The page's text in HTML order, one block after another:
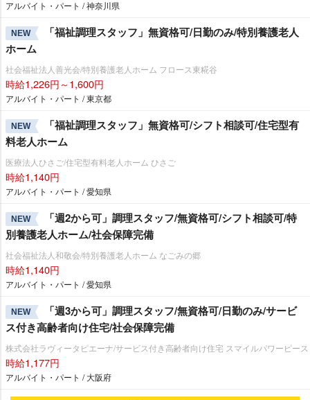
アルバイト・パート / 神奈川県
NEW
「福祉調理スタッフ」無資格可/日勤のみ/特別養護老人
ホーム
社会福祉法人善光会/特別養護老人ホーム フロース東糀谷
時給1,226円～1,600円
アルバイト・パート / 東京都
NEW
「福祉調理スタッフ」無資格可/シフト相談可/住宅型有
料老人ホーム
医療法人ひさご/住宅型有料老人ホーム ひさご
時給1,140円
アルバイト・パート / 愛知県
NEW
「週2から可」調理スタッフ/無資格可/シフト相談可/特
別養護老人ホーム/社会保障完備
社会福祉法人和敬会/特別養護老人ホーム なごみの郷
時給1,140円
アルバイト・パート / 愛知県
NEW
「週3から可」調理スタッフ/無資格可/日勤のみ/サービ
ス付き高齢者向け住宅/社会保障完備
株式会社ラヴィータピエーナ/サービス付き高齢者向け住宅 スマイルパワーピース
時給1,177円
アルバイト・パート / 大阪府